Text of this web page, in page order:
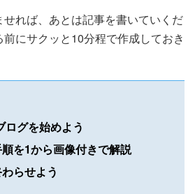
れば、あとは記事を書いていくだ
にサクッと10分程で作成しておき
グを始めよう
を1から画像付きで解説
らせよう